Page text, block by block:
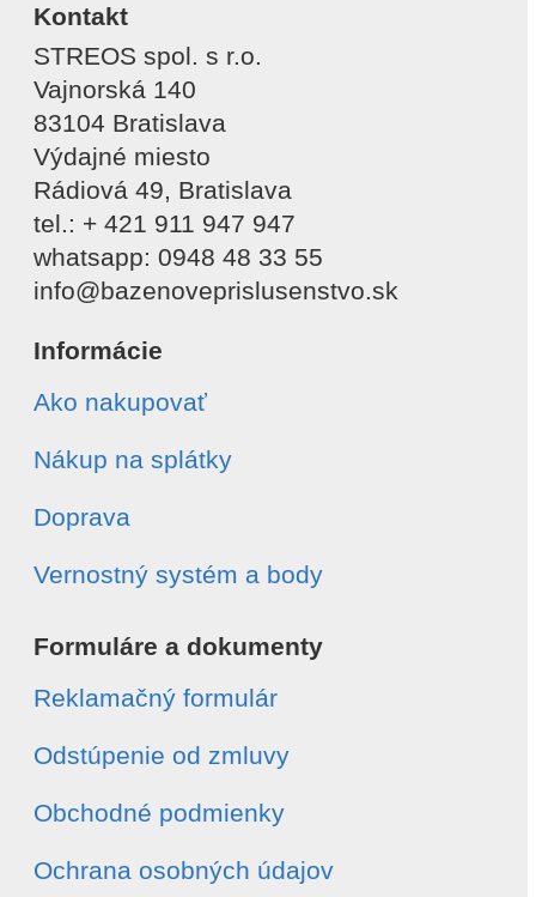
Kontakt
STREOS spol. s r.o.
Vajnorská 140
83104 Bratislava
Výdajné miesto
Rádiová 49, Bratislava
tel.: + 421 911 947 947
whatsapp: 0948 48 33 55
info@bazenoveprislusenstvo.sk
Informácie
Ako nakupovať
Nákup na splátky
Doprava
Vernostný systém a body
Formuláre a dokumenty
Reklamačný formulár
Odstúpenie od zmluvy
Obchodné podmienky
Ochrana osobných údajov